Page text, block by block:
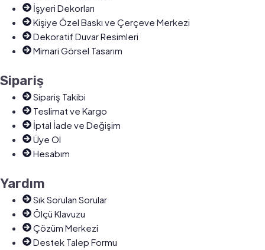
İşyeri Dekorları
Kişiye Özel Baskı ve Çerçeve Merkezi
Dekoratif Duvar Resimleri
Mimari Görsel Tasarım
Sipariş
Sipariş Takibi
Teslimat ve Kargo
İptal İade ve Değişim
Üye Ol
Hesabım
Yardım
Sık Sorulan Sorular
Ölçü Klavuzu
Çözüm Merkezi
Destek Talep Formu